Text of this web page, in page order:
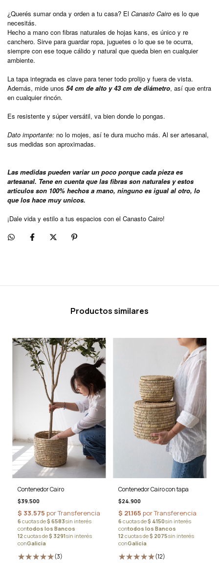
¿Querés sumar onda y orden a tu casa? El Canasto Cairo es lo que
necesitás.
Hecho a mano con fibras naturales de hojas kans, es único y re
canchero. Sirve para guardar ropa, juguetes o lo que se te ocurra,
siempre con ese toque cálido y natural que queda bien en cualquier
ambiente.
La tapa integrada es clave para tener todo prolijo y fuera de vista.
Además, mide unos 54 cm de alto y 43 cm de diámetro, así que entra
en cualquier rincón.
Es resistente y súper versátil, va bien donde lo pongas.
Dato importante: no lo mojes, así te dura mucho más. Al ser artesanal,
sus medidas son aproximadas.
Las medidas pueden variar un poco porque cada pieza es
artesanal. Tene en cuenta que las fibras son naturales y estos
articulos son 100% hechos a mano, ninguno es igual al otro, lo
que los hace muy unicos.
¡Dale vida y estilo a tus espacios con el Canasto Cairo!
Productos similares
Contenedor Cairo
$39.500
(3)
Contenedor Cairo con tapa
$24.900
(12)